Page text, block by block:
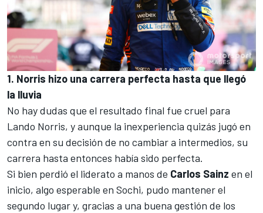
1. Norris hizo una carrera perfecta hasta que llegó
la lluvia
No hay dudas que el resultado final fue cruel para
Lando Norris, y aunque la inexperiencia quizás jugó en
contra en su decisión de no cambiar a intermedios, su
carrera hasta entonces había sido perfecta.
Si bien perdió el liderato a manos de Carlos Sainz en el
inicio, algo esperable en Sochi, pudo mantener el
segundo lugar y, gracias a una buena gestión de los